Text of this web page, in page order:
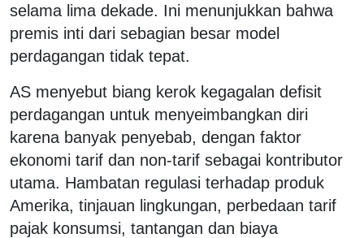
selama lima dekade. Ini menunjukkan bahwa
premis inti dari sebagian besar model
perdagangan tidak tepat.
AS menyebut biang kerok kegagalan defisit
perdagangan untuk menyeimbangkan diri
karena banyak penyebab, dengan faktor
ekonomi tarif dan non-tarif sebagai kontributor
utama. Hambatan regulasi terhadap produk
Amerika, tinjauan lingkungan, perbedaan tarif
pajak konsumsi, tantangan dan biaya